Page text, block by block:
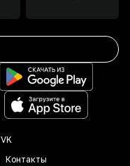
VK
Контакты